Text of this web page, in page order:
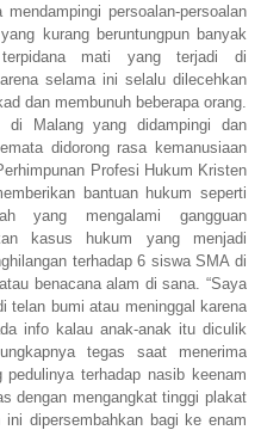
persoalan-persoalan
kurang beruntungpun banyak
terpidana mati yang terjadi di
selama ini selalu dilecehkan
dan membunuh beberapa orang.
Malang yang didampingi dan
didorong rasa kemanusiaan
Profesi Hukum Kristen
bantuan hukum seperti
yang mengalami gangguan
kasus hukum yang menjadi
terhadap 6 siswa SMA di
benacana alam di sana. “Saya
telan bumi atau meninggal karena
info kalau anak-anak itu diculik
tegas saat menerima
pedulinya terhadap nasib keenam
dengan mengangkat tinggi plakat
ini dipersembahkan bagi ke enam